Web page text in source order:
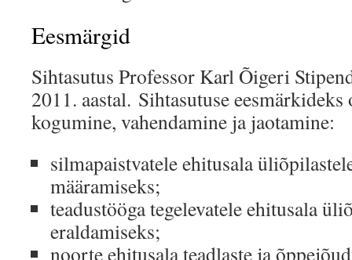
Eesmärgid
Sihtasutus Professor Karl Õigeri
2011. aastal. Sihtasutuse eesmärkideks
kogumine, vahendamine ja jaotamine:
silmapaistvatele ehitusala
määramiseks;
teadustööga tegelevatele ehitusala
eraldamiseks;
noorte ehitusala teadlaste ja